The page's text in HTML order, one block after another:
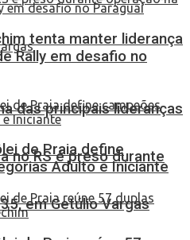
das principais lideranças
no RS é preso durante
em Getúlio Vargas
tenta manter liderança
Rally em desafio no
de Praia define
Adulto e Iniciante